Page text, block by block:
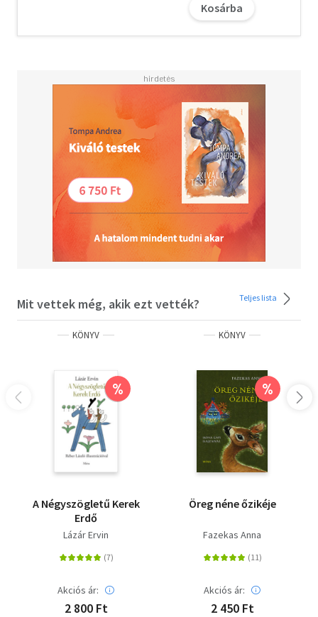
Kosárba
Mit vettek még, akik ezt vették? Teljes lista
KÖNYV
%
A Négyszögletű Kerek
Erdő
Lázár Ervin
Akciós ár:
2 800 Ft
KÖNYV
%
Öreg néne őzikéje
Fazekas Anna
Akciós ár:
2 450 Ft